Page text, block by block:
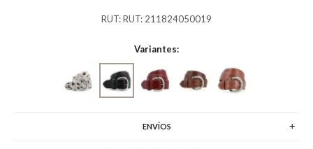
RUT: RUT: 211824050019
Variantes:
ENVÍOS